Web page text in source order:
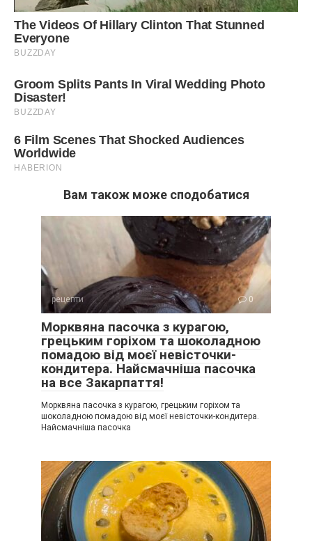
Вам також може сподобатися
рецепти 0
Морквяна пасочка з курагою,
грецьким горіхом та шоколадною
помадою від моєї невісточки-
кондитера. Найсмачніша пасочка
на все Закарпаття!
Морквяна пасочка з курагою, грецьким горіхом та
шоколадною помадою від моєї невісточки-кондитера.
Найсмачніша пасочка